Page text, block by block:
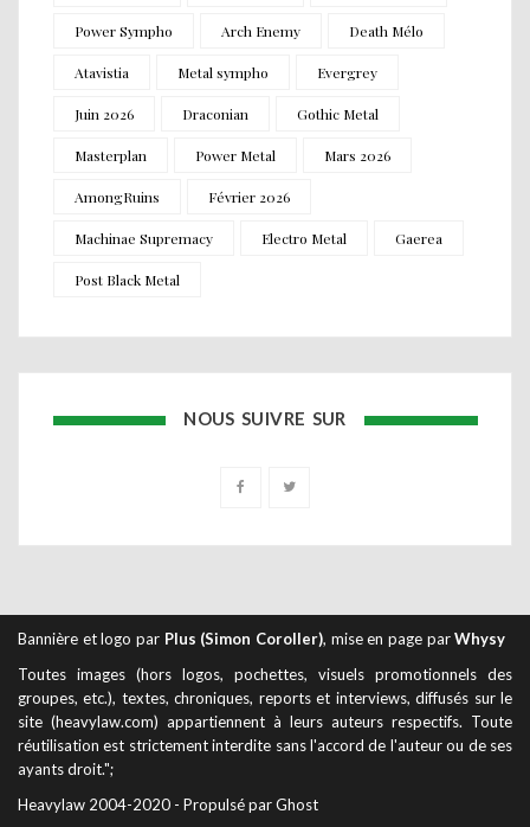
Power Sympho Arch Enemy Death Mélo
Atavistia Metal sympho Evergrey
Juin 2026 Draconian Gothic Metal
Masterplan Power Metal Mars 2026
AmongRuins Février 2026
Machinae Supremacy Electro Metal Gaerea
Post Black Metal
NOUS SUIVRE SUR
Bannière et logo par Plus (Simon Coroller), mise en page parWhysy
Toutes images (hors logos, pochettes, visuels promotionnels des
groupes, etc.), textes, chroniques, reports et interviews, diffusés sur le
site (heavylaw.com) appartiennent à leurs auteurs respectifs. Toute
réutilisation est strictement interdite sans l'accord de l'auteur ou de ses
ayants droit.";
Heavylaw 2004-2020 - Propulsé par Ghost